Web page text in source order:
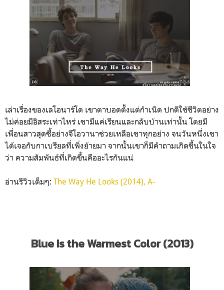
เล่าเรื่องของเลโอนาร์โด เขาตาบอดตั้งแต่กำเนิด ปกติใช้ชีวิตอย่าง
ไม่ค่อยมีอิสระเท่าไหร่ เขามีแค่เรียนและกลับบ้านเท่านั้น โดยมี
เพื่อนสาวสุดซี้อย่างจีโอวานาช่วยเหลือเขาทุกอย่าง จนวันหนึ่งเขา
ได้เจอกับกาเบรียลที่เพิ่งย้ายมา จากนั้นเขาก็มีคำถามเกิดขึ้นในใจ
ว่า ความสัมพันธ์ที่เกิดขึ้นคืออะไรกันแน่
อ่านรีวิวเต็มๆ: The Way He Looks (2014), A-
Blue Is the Warmest Color (2013)